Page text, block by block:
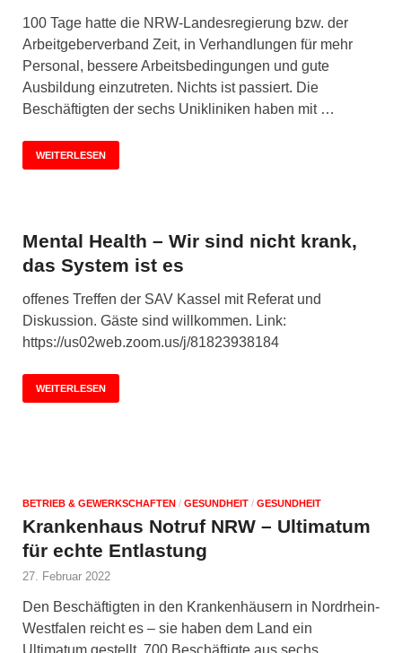
100 Tage hatte die NRW-Landesregierung bzw. der
Arbeitgeberverband Zeit, in Verhandlungen für mehr
Personal, bessere Arbeitsbedingungen und gute
Ausbildung einzutreten. Nichts ist passiert. Die
Beschäftigten der sechs Unikliniken haben mit …
WEITERLESEN
Mental Health – Wir sind nicht krank,
das System ist es
offenes Treffen der SAV Kassel mit Referat und
Diskussion. Gäste sind willkommen. Link:
https://us02web.zoom.us/j/81823938184
WEITERLESEN
BETRIEB & GEWERKSCHAFTEN / GESUNDHEIT / GESUNDHEIT
Krankenhaus Notruf NRW – Ultimatum
für echte Entlastung
27. Februar 2022
Den Beschäftigten in den Krankenhäusern in Nordrhein-
Westfalen reicht es – sie haben dem Land ein
Ultimatum gestellt. 700 Beschäftigte aus sechs